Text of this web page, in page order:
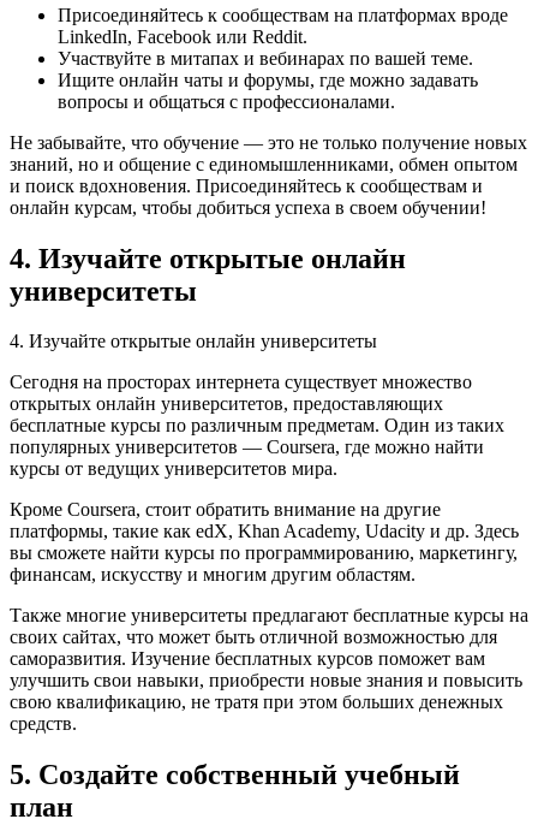
Присоединяйтесь к сообществам на платформах вроде
LinkedIn, Facebook или Reddit.
Участвуйте в митапах и вебинарах по вашей теме.
Ищите онлайн чаты и форумы, где можно задавать
вопросы и общаться с профессионалами.
Не забывайте, что обучение — это не только получение новых
знаний, но и общение с единомышленниками, обмен опытом
и поиск вдохновения. Присоединяйтесь к сообществам и
онлайн курсам, чтобы добиться успеха в своем обучении!
4. Изучайте открытые онлайн
университеты
4. Изучайте открытые онлайн университеты
Сегодня на просторах интернета существует множество
открытых онлайн университетов, предоставляющих
бесплатные курсы по различным предметам. Один из таких
популярных университетов — Coursera, где можно найти
курсы от ведущих университетов мира.
Кроме Coursera, стоит обратить внимание на другие
платформы, такие как edX, Khan Academy, Udacity и др. Здесь
вы сможете найти курсы по программированию, маркетингу,
финансам, искусству и многим другим областям.
Также многие университеты предлагают бесплатные курсы на
своих сайтах, что может быть отличной возможностью для
саморазвития. Изучение бесплатных курсов поможет вам
улучшить свои навыки, приобрести новые знания и повысить
свою квалификацию, не тратя при этом больших денежных
средств.
5. Создайте собственный учебный
план